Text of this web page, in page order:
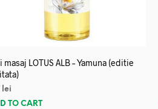
masaj LOTUS ALB – Yamuna (editie
lei
TO CART